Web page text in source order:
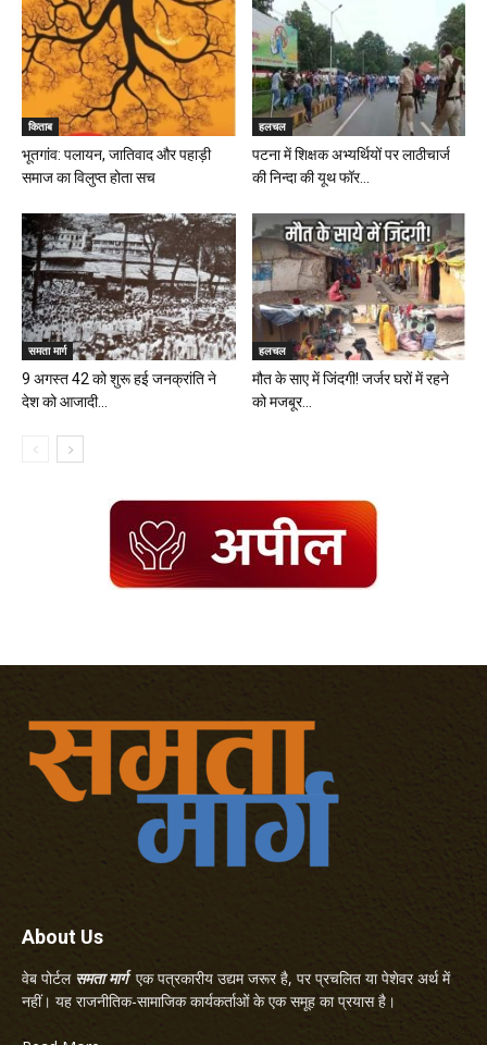
किताब
भूतगांव: पलायन, जातिवाद और पहाड़ी
समाज का विलुप्त होता सच
हलचल
पटना में शिक्षक अभ्यर्थियों पर लाठीचार्ज
की निन्दा की यूथ फॉर...
समता मार्ग
9 अगस्त 42 को शुरू हई जनक्रांति ने
देश को आजादी...
हलचल
मौत के साए में जिंदगी! जर्जर घरों में रहने
को मजबूर...
About Us
वेब पोर्टल समता मार्गएक पत्रकारीय उद्यम जरूर है, पर प्रचलित या पेशेवर अर्थ में
नहीं। यह राजनीतिक-सामाजिक कार्यकर्ताओं के एक समूह का प्रयास है।